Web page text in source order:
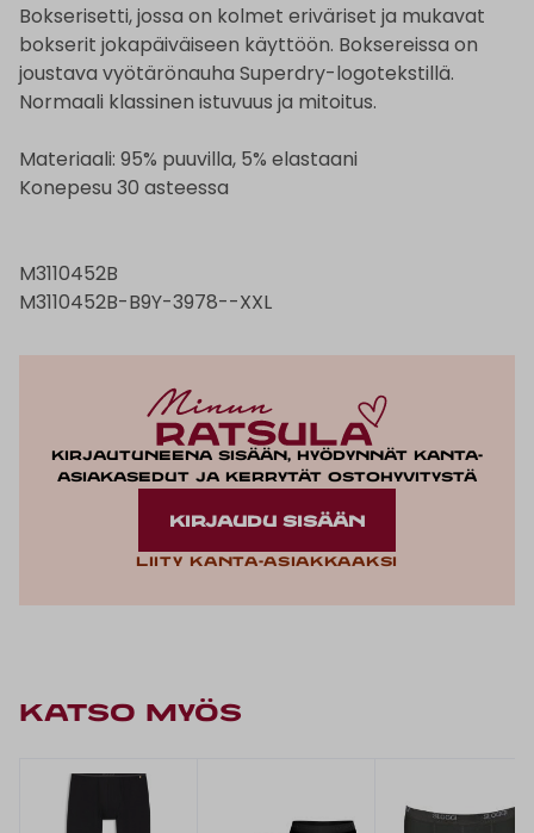
Bokserisetti, jossa on kolmet eriväriset ja mukavat
bokserit jokapäiväiseen käyttöön. Boksereissa on
joustava vyötärönauha Superdry-logotekstillä.
Normaali klassinen istuvuus ja mitoitus.
Materiaali: 95% puuvilla, 5% elastaani
Konepesu 30 asteessa
M3110452B
M3110452B-B9Y-3978--XXL
Kirjautuneena sisään, hyödynnät kanta-
asiakasedut ja kerrytät ostohyvitystä
KIRJAUDU SISÄÄN
Liity kanta-asiakkaaksi
KATSO MYÖS